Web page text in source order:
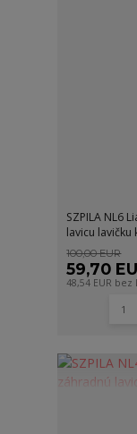
SZPILA NL6
lavicu lavičku
100,00 EUR
59,70
48,54 EUR bez